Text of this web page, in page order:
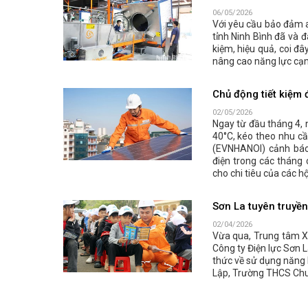
06/05/2026
Với yêu cầu bảo đảm
tỉnh Ninh Bình đã và
kiệm, hiệu quả, coi
nâng cao năng lực
Chủ động tiết kiệm
02/05/2026
Ngay từ đầu tháng 4,
40°C, kéo theo nhu
(EVNHANOI) cảnh
điện trong các tháng
cho chi tiêu của các
Sơn La tuyên
02/04/2026
Vừa qua, Trung tâm
Công ty Điện lực Sơn
thức về sử dụng năng
Lập, Trường THCS